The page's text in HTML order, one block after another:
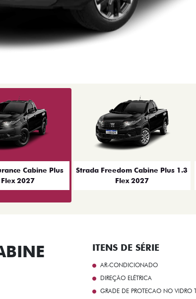
Cabine Plus
2027
Strada Freedom Cabine Plus 1.3
Flex 2027
ITENS DE SÉRIE
AR-CONDICIONADO
DIREÇÃO ELÉTRICA
GRADE DE PROTECAO NO VIDRO